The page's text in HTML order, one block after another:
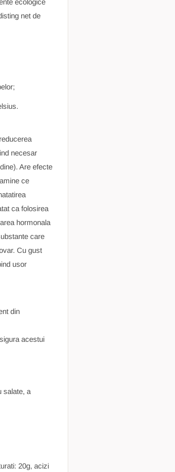
ecologice
net de
necesar
Are efecte
ce
ca folosirea
hormonala
care
Cu gust
usor
din
acestui
salate, a
20g, acizi